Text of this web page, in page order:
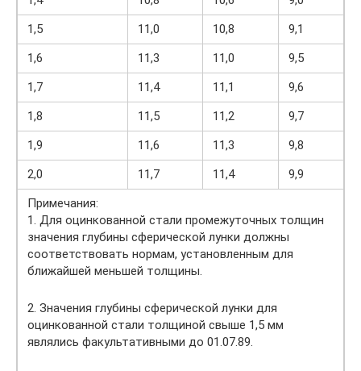
1,5
11,0 10,8
9,1
1,6
11,3 11,0
9,5
1,7
11,4 11,1
9,6
1,8
11,5 11,2
9,7
1,9
11,6 11,3
9,8
2,0
11,7 11,4
9,9
Примечания:
1. Для оцинкованной стали промежуточных толщин
значения глубины сферической лунки должны
соответствовать нормам, установленным для
ближайшей меньшей толщины.
2. Значения глубины сферической лунки для
оцинкованной стали толщиной свыше 1,5 мм
являлись факультативными до 01.07.89.